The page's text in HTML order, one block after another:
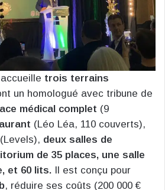
trois terrains
un homologué avec tribune de
médical complet (9
(Léo Léa, 110 couverts),
(Levels), deux salles de
de 35 places, une salle
et 60 lits. Il est conçu pour
, réduire ses coûts (200 000 €